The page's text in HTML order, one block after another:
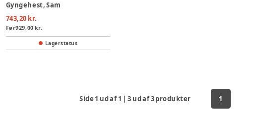
Gyngehest, Sam
743,20 kr.
Før929,00 kr.
Lagerstatus
Side 1 ud af1 |3 ud af3produkter 1